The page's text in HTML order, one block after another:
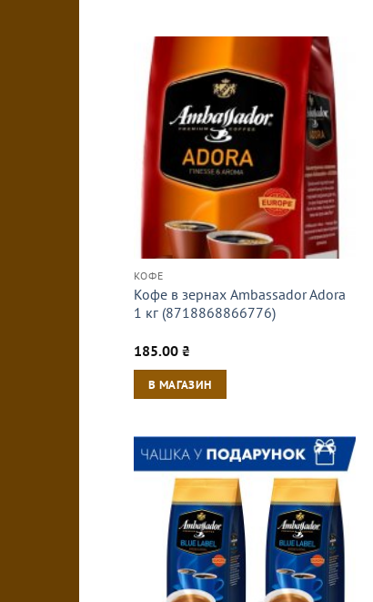
КОФЕ
Кофе в зернах Ambassador Adora
1 кг (8718868866776)
185.00 ₴
В МАГАЗИН